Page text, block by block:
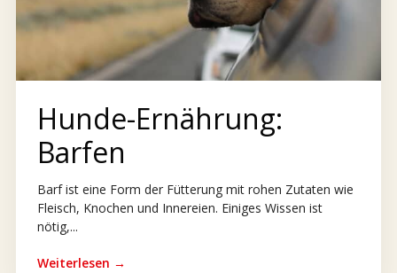
Hunde-Ernährung:
Barfen
Barf ist eine Form der Fütterung mit rohen Zutaten wie
Fleisch, Knochen und Innereien. Einiges Wissen ist
nötig,...
Weiterlesen →